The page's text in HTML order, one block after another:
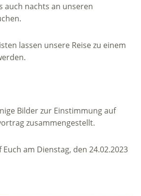
auch nachts an unseren
lassen unsere Reise zu einem
Bilder zur Einstimmung auf
zusammengestellt.
am Dienstag, den 24.02.2023